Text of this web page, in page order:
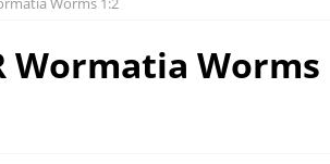
Wormatia Worms